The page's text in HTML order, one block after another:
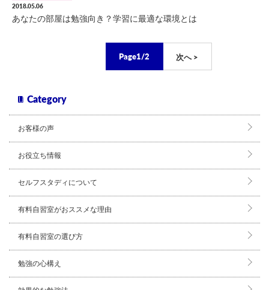
2018.05.06
あなたの部屋は勉強向き？学習に最適な環境とは
Page1/2 次へ >
Category
お客様の声
お役立ち情報
セルフスタディについて
有料自習室がおススメな理由
有料自習室の選び方
勉強の心構え